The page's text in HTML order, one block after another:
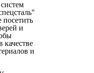
посетить
и
качестве
и